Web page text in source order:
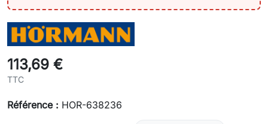
113,69 €
TTC
Référence : HOR-638236